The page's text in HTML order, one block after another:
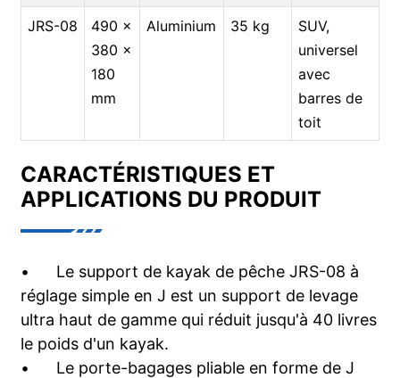
JRS-08
490 x
380 x
180
mm
Aluminium 35 kg
SUV,
universel
avec
barres de
toit
CARACTÉRISTIQUES ET
APPLICATIONS DU PRODUIT
•
Le support de kayak de pêche JRS-08 à
réglage simple en J est un support de levage
ultra haut de gamme qui réduit jusqu'à 40 livres
le poids d'un kayak.
•
Le porte-bagages pliable en forme de J